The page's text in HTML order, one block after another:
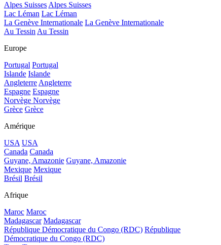
Alpes SuissesAlpes Suisses
Lac Léman Lac Léman
La Genève Internationale La Genève Internationale
Au TessinAu Tessin
Europe
Portugal Portugal
Islande Islande
AngleterreAngleterre
Espagne Espagne
Norvège Norvège
Grèce Grèce
Amérique
USA USA
Canada Canada
Guyane, Amazonie Guyane, Amazonie
Mexique Mexique
Brésil Brésil
Afrique
Maroc Maroc
Madagascar Madagascar
République Démocratique du Congo (RDC) République
Démocratique du Congo (RDC)